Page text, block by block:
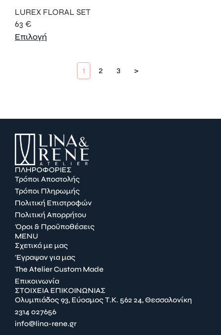
LUREX FLORAL SET
63 €
Επιλογή
1 2 3 >
ΠΛΗΡΟΦΟΡΙΕΣ
Τρόποι Αποστολής
Τρόποι Πληρωμής
Πολιτική Επιστροφών
Πολιτική Απορρήτου
Όροι & Προϋποθέσεις
MENU
Σχετικά με μας
Έγραψαν για μας
The Atelier Custom Made
Επικοινωνία
ΣΤΟΙΧΕΙΑ ΕΠΙΚΟΙΝΩΝΙΑΣ
Ολυμπιάδος 93, Εύοσμος Τ.Κ. 562 24, Θεσσαλονίκη
2314 027656
info@lina-rene.gr